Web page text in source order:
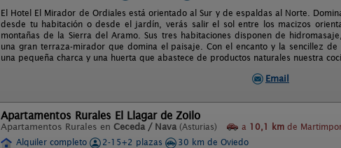
El Hotel El Mirador de Ordiales está orientado al Sur y de espaldas al Norte.
desde tu habitación o desde el jardín, verás salir el sol entre los macizos
montañas de la Sierra del Aramo. Sus tres habitaciones disponen de
una gran terraza-mirador que domina el paisaje. Con el encanto y la sencillez
una pequeña charca y una huerta que abastece de productos naturales nuestra
Email
Apartamentos Rurales El Llagar de Zoilo
Apartamentos Rurales en Ceceda / Nava (Asturias) a 10,1 km de
Alquiler completo
2-15+2 plazas
30 km de Oviedo